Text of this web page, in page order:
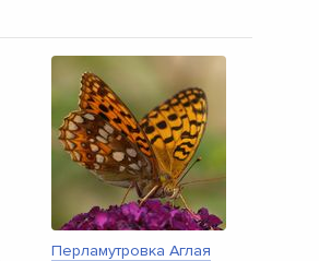
Перламутровка Аглая